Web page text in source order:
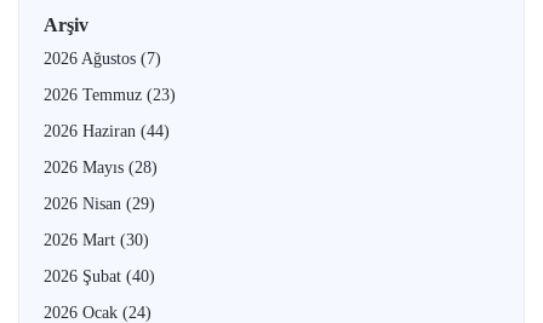
Arşiv
2026 Ağustos (7)
2026 Temmuz (23)
2026 Haziran (44)
2026 Mayıs (28)
2026 Nisan (29)
2026 Mart (30)
2026 Şubat (40)
2026 Ocak (24)